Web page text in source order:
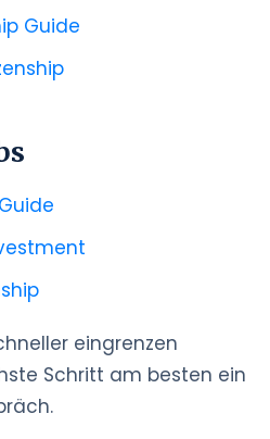
Guide
eingrenzen
Schritt am besten ein